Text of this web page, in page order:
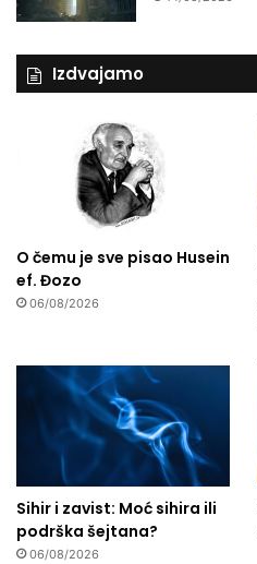
Izdvajamo
O čemu je sve pisao Husein
ef. Đozo
06/08/2026
Sihir i zavist: Moć sihira ili
podrška šejtana?
06/08/2026